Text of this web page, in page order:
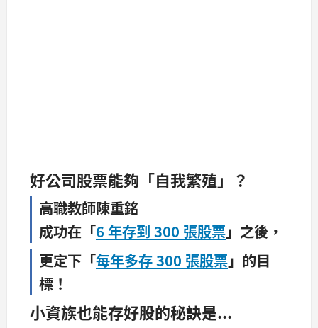
好公司股票能夠「自我繁殖」？
高職教師陳重銘
成功在「6 年存到 300 張股票」之後，
更定下「每年多存 300 張股票」的目
標！
小資族也能存好股的秘訣是...